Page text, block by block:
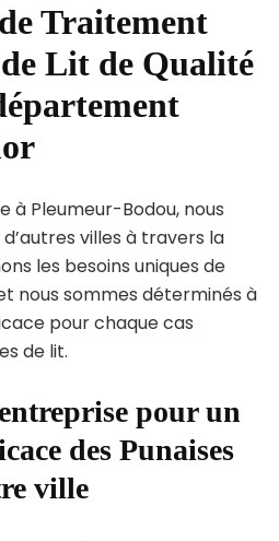
Traitement
de Lit de Qualité
à Pleumeur-Bodou, nous
villes à travers la
les besoins uniques de
nous sommes déterminés à
pour chaque cas
de lit.
pour un
des Punaises
ville